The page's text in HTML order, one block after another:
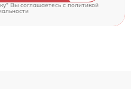
Вы соглашаетесь cполитикой